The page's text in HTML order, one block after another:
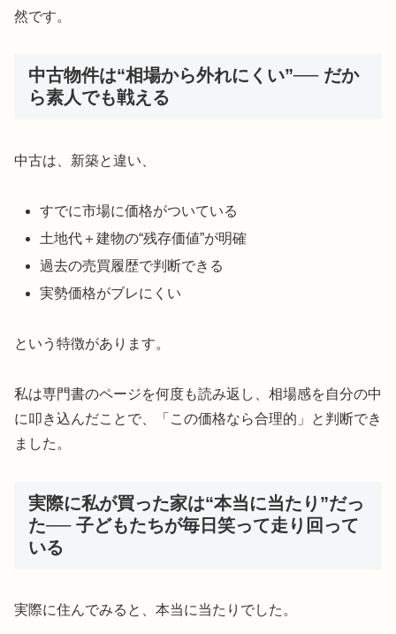
然です。
中古物件は“相場から外れにくい”── だか
ら素人でも戦える
中古は、新築と違い、
すでに市場に価格がついている
土地代＋建物の“残存価値”が明確
過去の売買履歴で判断できる
実勢価格がブレにくい
という特徴があります。
私は専門書のページを何度も読み返し、相場感を自分の中
に叩き込んだことで、「この価格なら合理的」と判断でき
ました。
実際に私が買った家は“本当に当たり”だっ
た── 子どもたちが毎日笑って走り回って
いる
実際に住んでみると、本当に当たりでした。